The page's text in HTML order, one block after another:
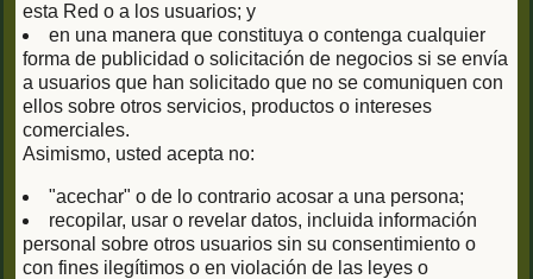
esta Red o a los usuarios; y
en una manera que constituya o contenga cualquier
forma de publicidad o solicitación de negocios si se envía
a usuarios que han solicitado que no se comuniquen con
ellos sobre otros servicios, productos o intereses
comerciales.
Asimismo, usted acepta no:
"acechar" o de lo contrario acosar a una persona;
recopilar, usar o revelar datos, incluida información
personal sobre otros usuarios sin su consentimiento o
con fines ilegítimos o en violación de las leyes o